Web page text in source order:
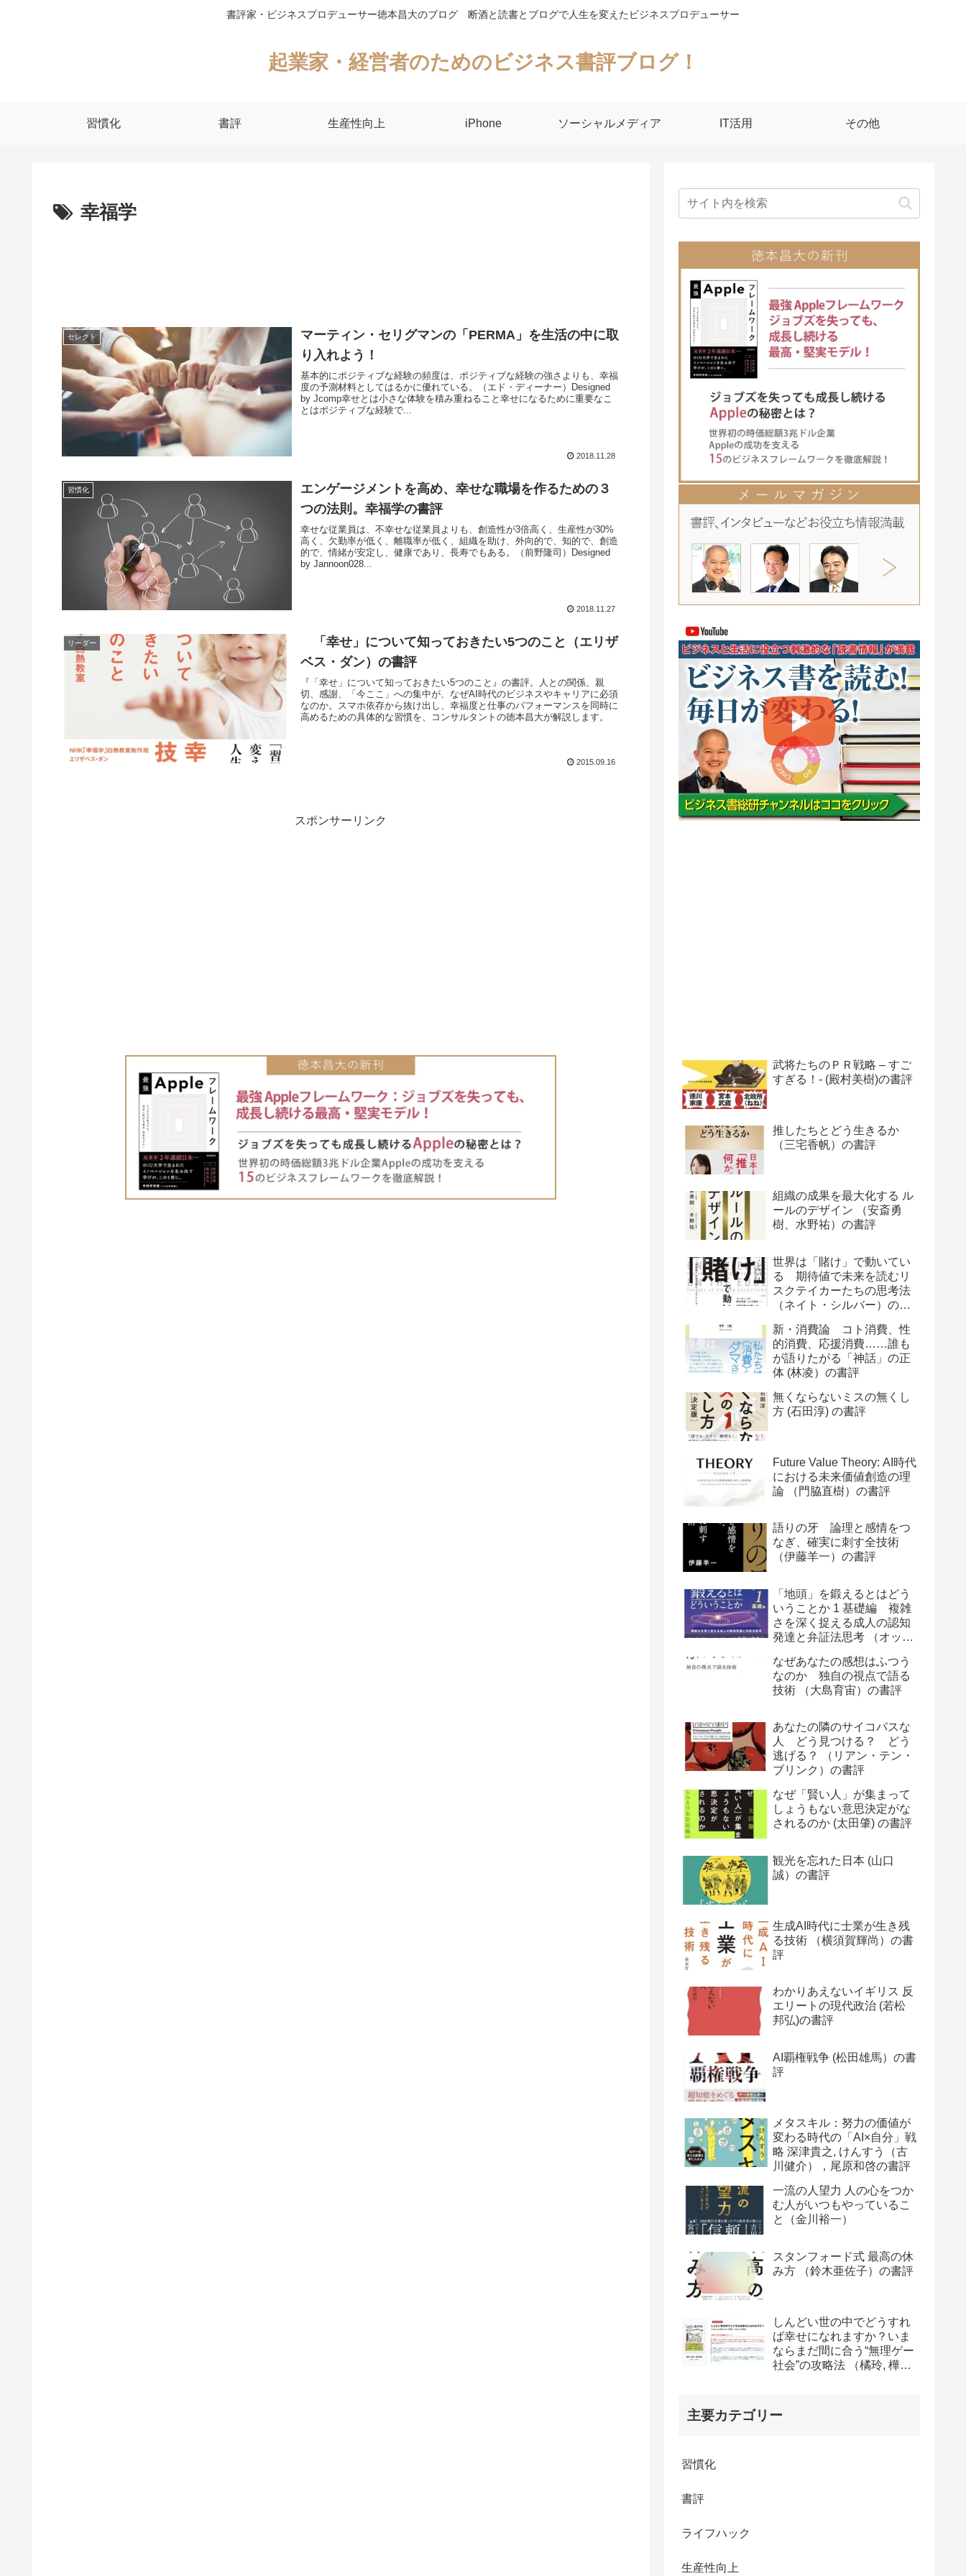
書評家・ビジネスプロデューサー徳本昌大のブログ 断酒と読書とブログで人生を変えたビジネスプロデューサー
起業家・経営者のためのビジネス書評ブログ！
習慣化 書評 生産性向上 iPhone ソーシャルメディア IT活用 その他
幸福学
セレクト
マーティン・セリグマンの「PERMA」を生活の中に取
り入れよう！
基本的にポジティブな経験の頻度は、ポジティブな経験の強さよりも、幸福
度の予測材料としてはるかに優れている。（エド・ディーナー）Designed
by Jcomp幸せとは小さな体験を積み重ねること幸せになるために重要なこ
とはポジティブな経験で...
2018.11.28
習慣化
エンゲージメントを高め、幸せな職場を作るための３
つの法則。幸福学の書評
幸せな従業員は、不幸せな従業員よりも、創造性が3倍高く、生産性が30%
高く、欠勤率が低く、離職率が低く、組織を助け、外向的で、知的で、創造
的で、情緒が安定し、健康であり、長寿でもある。（前野隆司）Designed
by Jannoon028...
2018.11.27
リーダー
「幸せ」について知っておきたい5つのこと（エリザ
ベス・ダン）の書評
『「幸せ」について知っておきたい5つのこと』の書評。人との関係、親
切、感謝、「今ここ」への集中が、なぜAI時代のビジネスやキャリアに必須
なのか。スマホ依存から抜け出し、幸福度と仕事のパフォーマンスを同時に
高めるための具体的な習慣を、コンサルタントの徳本昌大が解説します。
2015.09.16
スポンサーリンク
武将たちのＰＲ戦略 – すご
すぎる！- (殿村美樹)の書評
推したちとどう生きるか
（三宅香帆）の書評
組織の成果を最大化する ル
ールのデザイン （安斎勇
樹、水野祐）の書評
世界は「賭け」で動いてい
る 期待値で未来を読むリ
スクテイカーたちの思考法
（ネイト・シルバー）の書
新・消費論 コト消費、性
的消費、応援消費……誰も
が語りたがる「神話」の正
体 (林凌）の書評
無くならないミスの無くし
方 (石田淳) の書評
Future Value Theory: AI時代
における未来価値創造の理
論 （門脇直樹）の書評
語りの牙 論理と感情をつ
なぎ、確実に刺す全技術
（伊藤羊一）の書評
「地頭」を鍛えるとはどう
いうことか 1 基礎編 複雑
さを深く捉える成人の認知
発達と弁証法思考 （オット
なぜあなたの感想はふつう
なのか 独自の視点で語る
技術 （大島育宙）の書評
あなたの隣のサイコパスな
人 どう見つける？ どう
逃げる？ （リアン・テン・
ブリンク）の書評
なぜ「賢い人」が集まって
しょうもない意思決定がな
されるのか (太田肇) の書評
観光を忘れた日本 (山口
誠）の書評
生成AI時代に士業が生き残
る技術 （横須賀輝尚）の書
評
わかりあえないイギリス 反
エリートの現代政治 (若松
邦弘)の書評
AI覇権戦争 (松田雄馬）の書
評
メタスキル：努力の価値が
変わる時代の「AI×自分」戦
略 深津貴之, けんすう（古
川健介），尾原和啓の書評
一流の人望力 人の心をつか
む人がいつもやっているこ
と（金川裕一）
スタンフォード式 最高の休
み方 （鈴木亜佐子）の書評
しんどい世の中でどうすれ
ば幸せになれますか？いま
ならまだ間に合う“無理ゲー
社会”の攻略法 （橘玲, 樺山
主要カテゴリー
習慣化
書評
ライフハック
生産性向上